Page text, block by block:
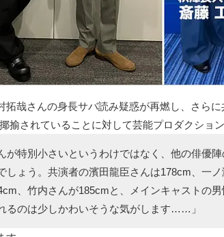
拓哉さんの身長サバ読み疑惑が再燃し、さら
揄されていることに対して芸能プロダクション
が特別小さいというわけではなく、他の俳優
しょう。共演者の濱田龍臣さんは178cm、一
、竹内さんが185cmと、メインキャストの
るのは少しかわいそうな気がします……」